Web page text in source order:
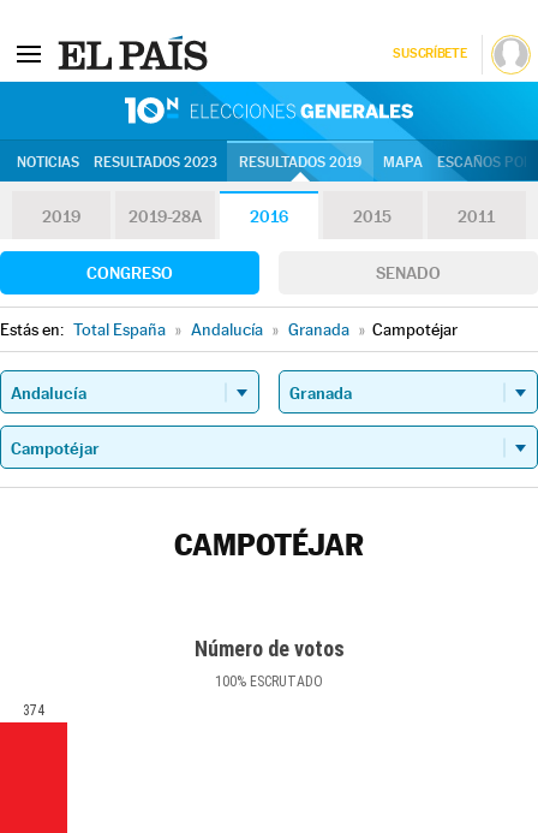
SUSCRÍBETE
NOTICIAS RESULTADOS 2023 RESULTADOS 2019 MAPA ESCAÑOS
2019 2019-28A 2016 2015 2011
CONGRESO SENADO
Estás en: Total España » Andalucía » Granada » Campotéjar
CAMPOTÉJAR
Número de votos
100% ESCRUTADO
374